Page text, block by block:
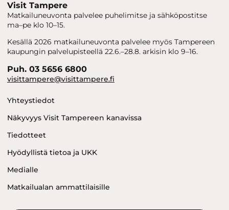
Visit Tampere
Matkailuneuvonta palvelee puhelimitse ja sähköpostitse
ma–pe klo 10–15.
Kesällä 2026 matkailuneuvonta palvelee myös Tampereen
kaupungin palvelupisteellä 22.6.–28.8. arkisin klo 9–16.
Puh. 03 5656 6800
visittampere@visittampere.fi
Yhteystiedot
Näkyvyys Visit Tampereen kanavissa
Tiedotteet
Hyödyllistä tietoa ja UKK
Medialle
Matkailualan ammattilaisille